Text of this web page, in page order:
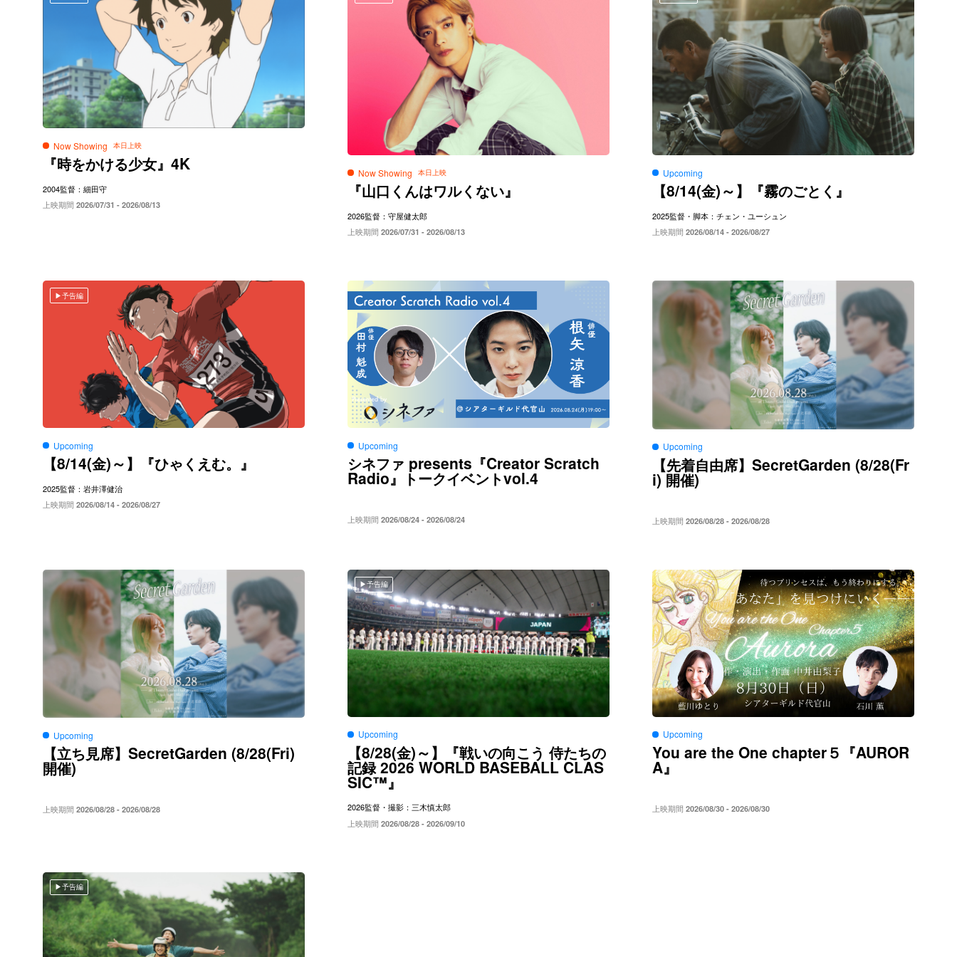
Now Showing
『時をかける少女』 4K
2004監督：細田守
上映期間 2026/07/31 - 2026/08/13
Now Showing
『山口くんはワルくない』
2026監督：守屋健太郎
上映期間 2026/07/31 - 2026/08/13
Upcoming
【8/14(金)～】『霧のごとく』
2025監督・脚本：チェン・ユーシュン
上映期間 2026/08/14 - 2026/08/27
予告編
Upcoming
【8/14(金)～】『ひゃくえむ。』
2025監督：岩井澤健治
上映期間 2026/08/14 - 2026/08/27
Upcoming
シネファ presents 『Creator Scratch
Radio』トークイベントvol.4
上映期間 2026/08/24 - 2026/08/24
Upcoming
【先着自由席】 SecretGarden (8/28(Fr
i)開催)
上映期間 2026/08/28 - 2026/08/28
Upcoming
【立ち見席】 SecretGarden (8/28(Fri)
開催)
上映期間 2026/08/28 - 2026/08/28
予告編
Upcoming
【8/28(金)～】『戦いの向こう 侍たちの
記録2026 WORLD BASEBALL CLAS
SIC™』
2026監督・撮影：三木慎太郎
上映期間 2026/08/28 - 2026/09/10
Upcoming
You are the One chapter５ 『AUROR
A』
上映期間 2026/08/30 - 2026/08/30
予告編